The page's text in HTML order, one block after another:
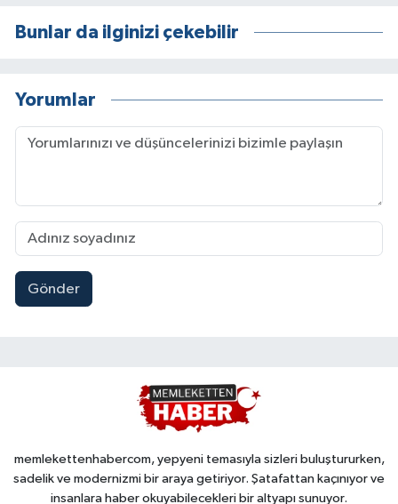
Bunlar da ilginizi çekebilir
Yorumlar
Gönder
memlekettenhabercom, yepyeni temasıyla sizleri buluştururken,
sadelik ve modernizmi bir araya getiriyor. Şatafattan kaçınıyor ve
insanlara haber okuyabilecekleri bir altyapı sunuyor.